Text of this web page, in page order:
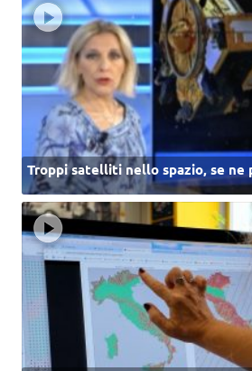
Troppi satelliti nello spazio, se ne